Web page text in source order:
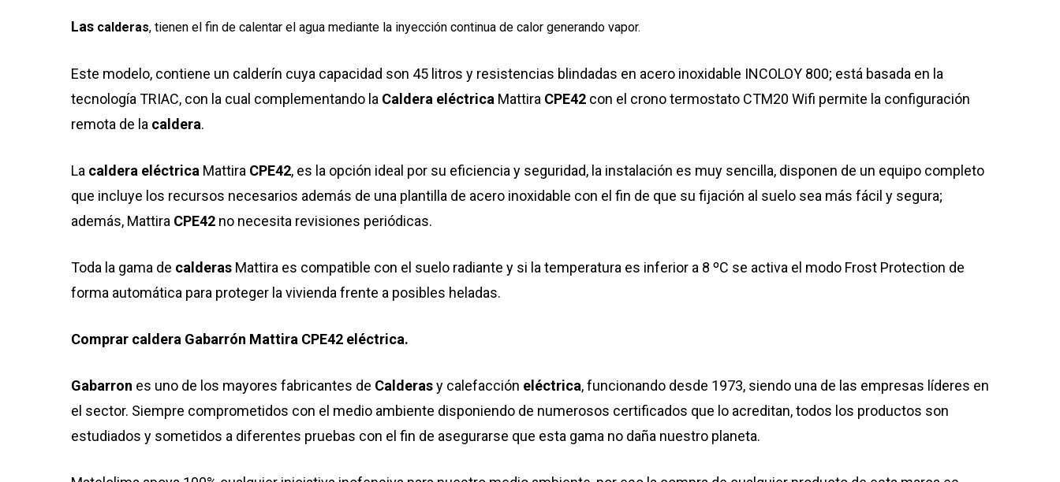
Las calderas, tienen el fin de calentar el agua mediante la inyección continua de calor generando vapor.
Este modelo, contiene un calderín cuya capacidad son 45 litros y resistencias blindadas en acero inoxidable INCOLOY 800; está basada en la
tecnología TRIAC, con la cual complementando la Caldera eléctrica Mattira CPE42 con el crono termostato CTM20 Wifi permite la configuración
remota de la caldera.
La caldera eléctrica Mattira CPE42, es la opción ideal por su eficiencia y seguridad, la instalación es muy sencilla, disponen de un equipo completo
que incluye los recursos necesarios además de una plantilla de acero inoxidable con el fin de que su fijación al suelo sea más fácil y segura;
además, Mattira CPE42 no necesita revisiones periódicas.
Toda la gama de calderas Mattira es compatible con el suelo radiante y si la temperatura es inferior a 8 ºC se activa el modo Frost Protection de
forma automática para proteger la vivienda frente a posibles heladas.
Comprar caldera Gabarrón Mattira CPE42 eléctrica.
Gabarron es uno de los mayores fabricantes de Calderasy calefacción eléctrica, funcionando desde 1973, siendo una de las empresas líderes en
el sector. Siempre comprometidos con el medio ambiente disponiendo de numerosos certificados que lo acreditan, todos los productos son
estudiados y sometidos a diferentes pruebas con el fin de asegurarse que esta gama no daña nuestro planeta.